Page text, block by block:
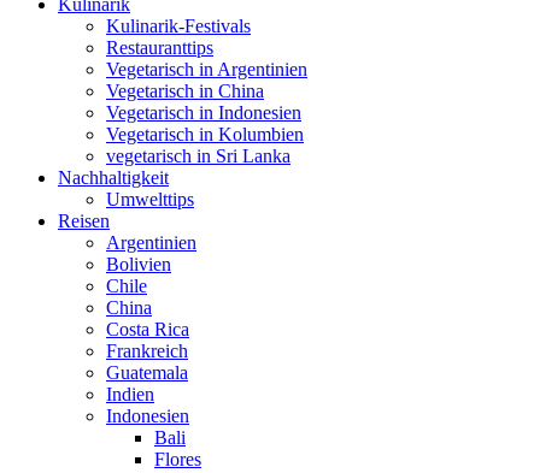
Kulinarik
Kulinarik-Festivals
Restauranttips
Vegetarisch in Argentinien
Vegetarisch in China
Vegetarisch in Indonesien
Vegetarisch in Kolumbien
vegetarisch in Sri Lanka
Nachhaltigkeit
Umwelttips
Reisen
Argentinien
Bolivien
Chile
China
Costa Rica
Frankreich
Guatemala
Indien
Indonesien
Bali
Flores